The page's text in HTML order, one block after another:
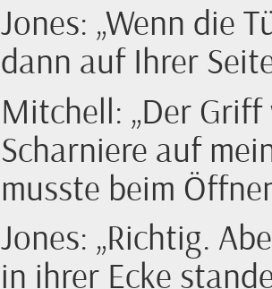
Jones: Wenn die
dann auf Ihrer
Mitchell: Der
Scharniere auf
musste beim
Jones: Richtig.
in ihrer Ecke